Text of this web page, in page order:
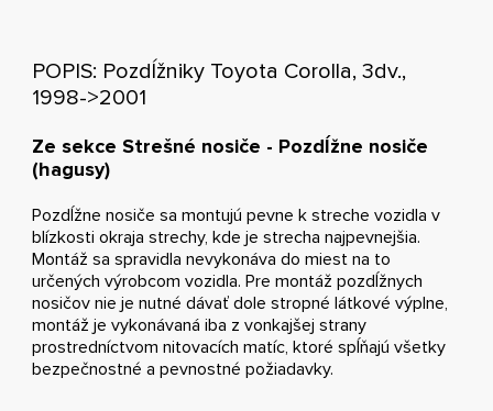
POPIS: Pozdĺžniky Toyota Corolla, 3dv.,
1998->2001
Ze sekce Strešné nosiče - Pozdĺžne nosiče
(hagusy)
Pozdĺžne nosiče sa montujú pevne k streche vozidla v
blízkosti okraja strechy, kde je strecha najpevnejšia.
Montáž sa spravidla nevykonáva do miest na to
určených výrobcom vozidla. Pre montáž pozdĺžnych
nosičov nie je nutné dávať dole stropné látkové výplne,
montáž je vykonávaná iba z vonkajšej strany
prostredníctvom nitovacích matíc, ktoré spĺňajú všetky
bezpečnostné a pevnostné požiadavky.